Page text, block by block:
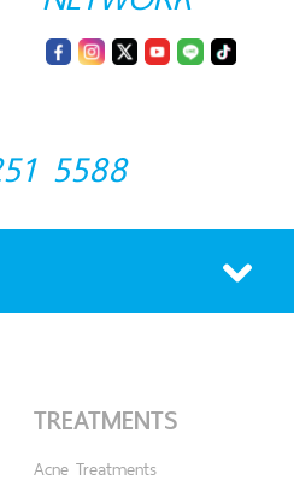
5588
TREATMENTS
Acne Treatments